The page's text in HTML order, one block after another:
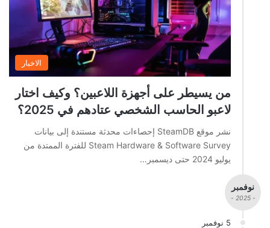
الاخبار
من يسيطر على أجهزة اللاعبين؟ وكيف اختار
لاعبو الحاسب الشخصي عتادهم في 2025؟
نشر موقع SteamDB إحصاءات محدثة مستندة إلى بيانات
Steam Hardware & Software Survey للفترة الممتدة من
يوليو 2024 حتى ديسمبر…
نوفمبر
- 2025 -
5 نوفمبر